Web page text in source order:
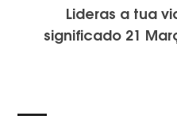
Lideras a tua
significado 21